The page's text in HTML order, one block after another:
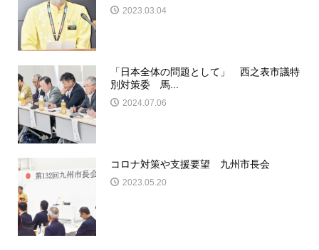
2023.03.04
「日本全体の問題として」 西之表市議特
別対策委 馬...
2024.07.06
コロナ対策や支援要望 九州市長会
2023.05.20